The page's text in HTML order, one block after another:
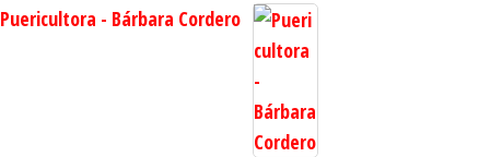
Puericultora - Bárbara Cordero